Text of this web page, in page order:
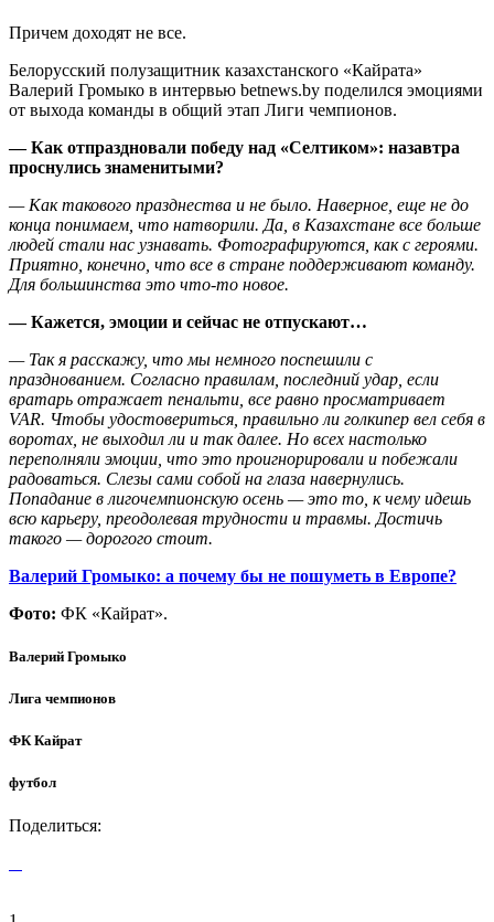
Причем доходят не все.
Белорусский полузащитник казахстанского «Кайрата»
Валерий Громыко в интервью betnews.by поделился эмоциями
от выхода команды в общий этап Лиги чемпионов.
— Как отпраздновали победу над «Селтиком»: назавтра
проснулись знаменитыми?
— Как такового празднества и не было. Наверное, еще не до
конца понимаем, что натворили. Да, в Казахстане все больше
людей стали нас узнавать. Фотографируются, как с героями.
Приятно, конечно, что все в стране поддерживают команду.
Для большинства это что-то новое.
— Кажется, эмоции и сейчас не отпускают…
— Так я расскажу, что мы немного поспешили с
празднованием. Согласно правилам, последний удар, если
вратарь отражает пенальти, все равно просматривает
VAR. Чтобы удостовериться, правильно ли голкипер вел себя в
воротах, не выходил ли и так далее. Но всех настолько
переполняли эмоции, что это проигнорировали и побежали
радоваться. Слезы сами собой на глаза навернулись.
Попадание в лигочемпионскую осень — это то, к чему идешь
всю карьеру, преодолевая трудности и травмы. Достичь
такого — дорогого стоит.
Валерий Громыко: а почему бы не пошуметь в Европе?
Фото: ФК «Кайрат».
Валерий Громыко
Лига чемпионов
ФК Кайрат
футбол
Поделиться: